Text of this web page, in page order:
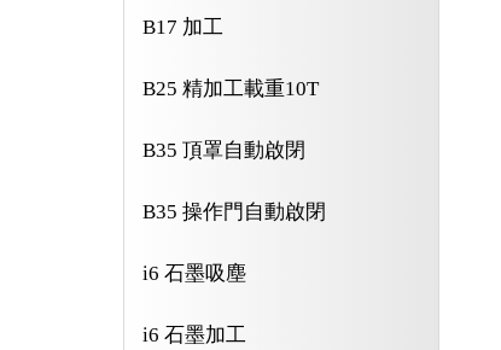
B17 加工
B25 精加工載重10T
B35 頂罩自動啟閉
B35 操作門自動啟閉
i6 石墨吸塵
i6 石墨加工